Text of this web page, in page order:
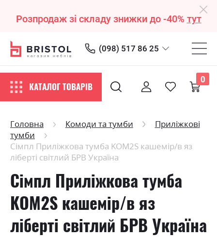
Розпродаж зі складу знижки до -40% тут
(098) 517 86 25
КАТАЛОГ ТОВАРІВ
0
Головна Комоди та тумби
Приліжкові
тумби
Сімпл Приліжкова тумба KOM2S кашемір/в яз
ліберті світлий БРВ Україна
Сімпл Приліжкова тумба
KOM2S кашемір/в яз
ліберті світлий БРВ Україна